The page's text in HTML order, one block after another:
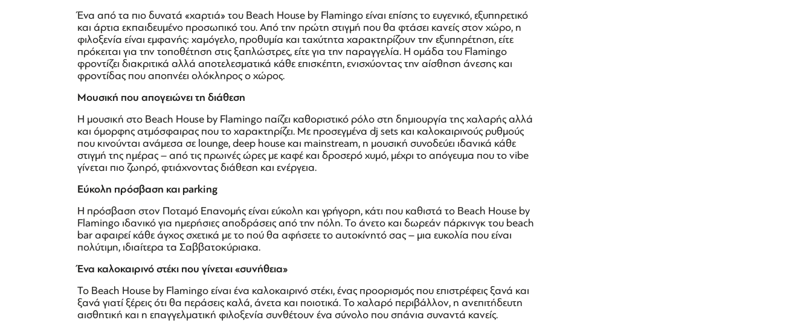
Ένα από τα πιο δυνατά «χαρτιά» του Beach House by Flamingo είναι επίσης το ευγενικό, εξυπηρετικό
και άρτια εκπαιδευμένο προσωπικό του. Από την πρώτη στιγμή που θα φτάσει κανείς στον χώρο, η
φιλοξενία είναι εμφανής: χαμόγελο, προθυμία και ταχύτητα χαρακτηρίζουν την εξυπηρέτηση, είτε
πρόκειται για την τοποθέτηση στις ξαπλώστρες, είτε για την παραγγελία. Η ομάδα του Flamingo
φροντίζει διακριτικά αλλά αποτελεσματικά κάθε επισκέπτη, ενισχύοντας την αίσθηση άνεσης και
φροντίδας που αποπνέει ολόκληρος ο χώρος.
Μουσική που απογειώνει τη διάθεση
Η μουσική στο Beach House by Flamingo παίζει καθοριστικό ρόλο στη δημιουργία της χαλαρής αλλά
και όμορφης ατμόσφαιρας που το χαρακτηρίζει. Με προσεγμένα dj sets και καλοκαιρινούς ρυθμούς
που κινούνται ανάμεσα σε lounge, deep house και mainstream, η μουσική συνοδεύει ιδανικά κάθε
στιγμή της ημέρας – από τις πρωινές ώρες με καφέ και δροσερό χυμό, μέχρι το απόγευμα που το vibe
γίνεται πιο ζωηρό, φτιάχνοντας διάθεση και ενέργεια.
Εύκολη πρόσβαση και parking
Η πρόσβαση στον Ποταμό Επανομής είναι εύκολη και γρήγορη, κάτι που καθιστά το Beach House by
Flamingo ιδανικό για ημερήσιες αποδράσεις από την πόλη. Το άνετο και δωρεάν πάρκινγκ του beach
bar αφαιρεί κάθε άγχος σχετικά με το πού θα αφήσετε το αυτοκίνητό σας – μια ευκολία που είναι
πολύτιμη, ιδιαίτερα τα Σαββατοκύριακα.
Ένα καλοκαιρινό στέκι που γίνεται «συνήθεια»
Το Beach House by Flamingo είναι ένα καλοκαιρινό στέκι, ένας προορισμός που επιστρέφεις ξανά και
ξανά γιατί ξέρεις ότι θα περάσεις καλά, άνετα και ποιοτικά. Το χαλαρό περιβάλλον, η ανεπιτήδευτη
αισθητική και η επαγγελματική φιλοξενία συνθέτουν ένα σύνολο που σπάνια συναντά κανείς.